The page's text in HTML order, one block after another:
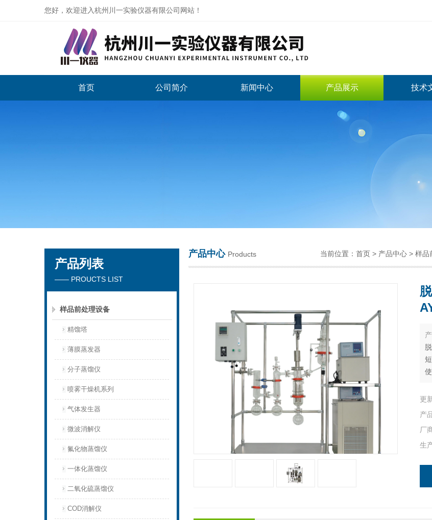
您好，欢迎进入杭州川一实验仪器有限公司网站！
杭州川一实验仪器有限公司
首页 公司简介 新闻中心 产品展示 技术
产品列表
—— PROUCTS LIST
样品前处理设备
精馏塔
薄膜蒸发器
分子蒸馏仪
喷雾干燥机系列
气体发生器
微波消解仪
氟化物蒸馏仪
一体化蒸馏仪
二氧化硫蒸馏仪
COD消解仪
产品中心 Products 当前位置： 首页 > 产品中心 > 样品
更
产
厂
生